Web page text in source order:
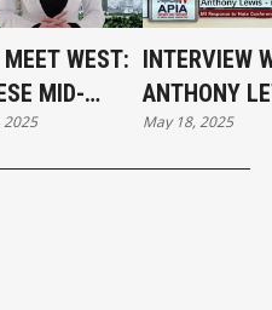
WEST:
MID-
FESTIVAL
MOTOWN
2025
INTERVIEW
ANTHONY
DIRECTOR,
COMMUNITY
May 18, 2025